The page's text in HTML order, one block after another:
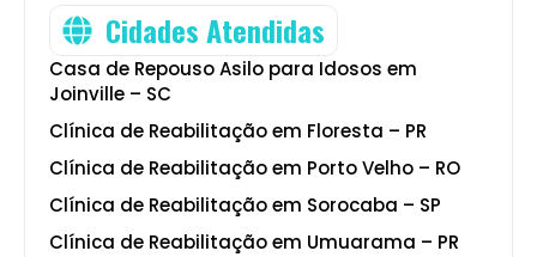
Cidades Atendidas
Casa de Repouso Asilo para Idosos em
Joinville – SC
Clínica de Reabilitação em Floresta – PR
Clínica de Reabilitação em Porto Velho – RO
Clínica de Reabilitação em Sorocaba – SP
Clínica de Reabilitação em Umuarama – PR